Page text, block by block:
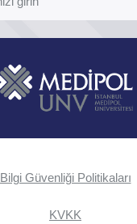
Bilgi Güvenliği Politikaları
KVKK